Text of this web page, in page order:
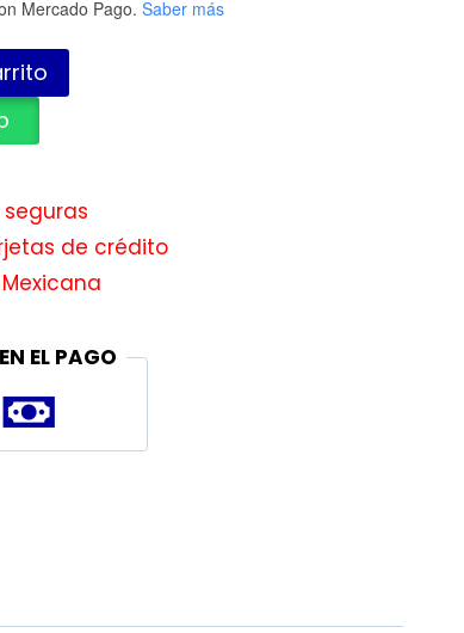
Mercado Pago. Saber más
de crédito
EL PAGO